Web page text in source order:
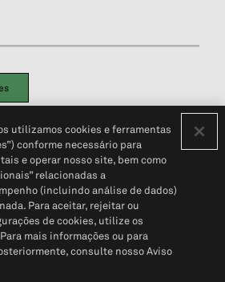
de privacidade do cliente (em inglês)
Pessoais© 2026 S&P Global
utilizamos cookies e ferramentas
conforme necessário para
e operar nosso site, bem como
relacionadas a
(incluindo análise de dados)
Para aceitar, rejeitar ou
de cookies, utilize os
mais informações ou para
consulte nosso Aviso